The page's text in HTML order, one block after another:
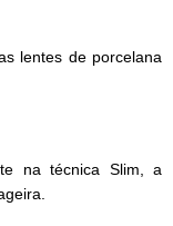
lentes de porcelana
na técnica Slim, a